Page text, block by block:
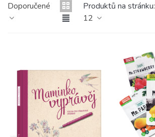
Doporučené
Produktů na stránku:
12